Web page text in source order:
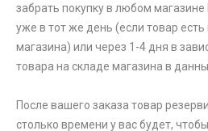
забрать покупку в любом
уже в тот же день (если товар
магазина) или через 1-4 дня в
товара на складе магазина в
После вашего заказа товар
столько времени у вас будет,